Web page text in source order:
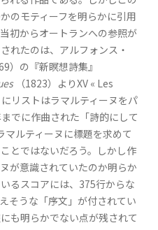
のモティーフを明らかに引用
初からオートランへの参照が
れたのは、アルフォンス・
）の『新瞑想詩集』
（1823）よりXV « Les
リストはラマルティーヌをパ
でに作曲された「詩的にして
ルティーヌに標題を求めて
とではないだろう。しかし作
が意識されていたのか明らか
るスコアには、375行からな
そうな「序文」が付されてい
も明らかでない点が残されて